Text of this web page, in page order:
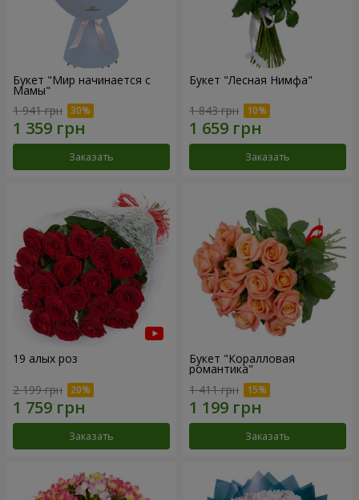
Букет "Мир начинается с
Мамы"
1 941 грн
Заказать
Букет "Лесная Нимфа"
1 843 грн
Заказать
19 алых роз
2 199 грн
Заказать
Букет "Коралловая
романтика"
1 411 грн
Заказать